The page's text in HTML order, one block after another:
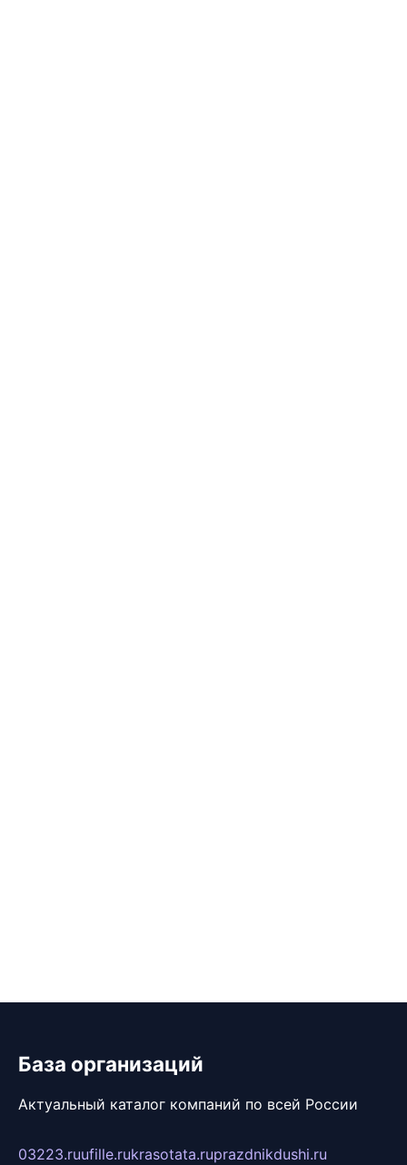
База организаций
Актуальный каталог компаний по всей России
03223.ruufille.rukrasotata.ruprazdnikdushi.ru